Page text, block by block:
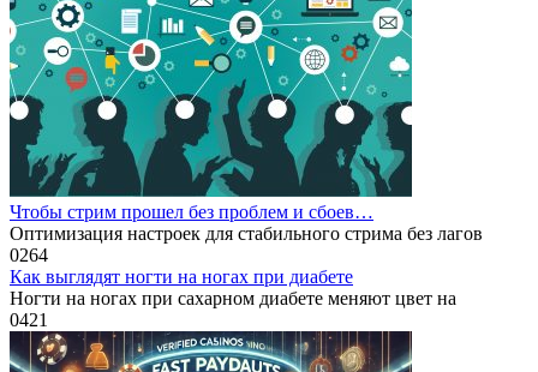
Чтобы стрим прошел без проблем и сбоев…
Оптимизация настроек для стабильного стрима без лагов
0264
Как выглядят ногти на ногах при диабете
Ногти на ногах при сахарном диабете меняют цвет на
0421